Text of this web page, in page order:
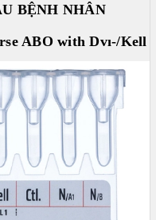
BỆNH NHÂN
ABO with Dvı-/Kell